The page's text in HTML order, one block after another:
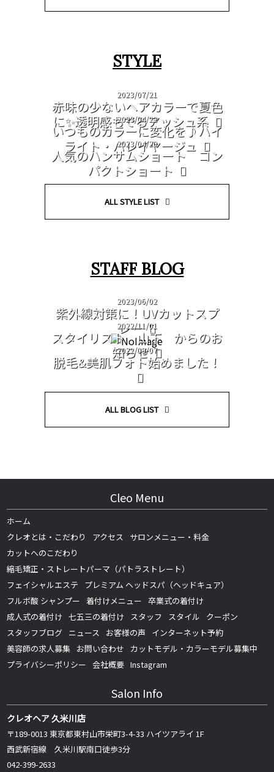
STYLE
2023/07/21
赤味の少ないヘアカラーで夏色
に✨透明感もでるアッシュ系
2023/04/22
いつものカラーに変化を♪ハイ
ライト・バレイヤージュ
2023/04/20
人気のハンサムショート コン
パクトショート
ALL STYLE LIST
STAFF BLOG
2023/06/02
紫外線対策に！UVカットスプ
レー
2022/11/01
スタイリスト 山下 からのお
知らせ
2022/09/07
脱毛&美肌フォト始めました！
ALL BLOG LIST
Cleo Menu
ホーム
クレオとは・こだわり
アクセス
サロンメニュー・料金
カットへのこだわり
縮毛矯正・ストレートパーマ（パトラストレート）
フェイシャルエステ
プレミアム ヘッドスパ（ヘッドキュア）
フルボ酸 シャンプー 着付けメニュー 卒業式の着付け
成人式の着付け 七五三の着付け スタッフ スタイル
クーポン
スタッフブログ ニュース お客様の声
インターネット予約
美容師の求人募集 お問い合わせ
カットモデル・カラーモデル募集中
プライバシーポリシー 会社概要 Instagram
Salon Info
クレオヘア 久米川店
〒189-0013 東京都東村山市栄町3-4-33 ハイツアライ 1F
西武新宿線 久米川駅南口徒歩3分
042-399-2633